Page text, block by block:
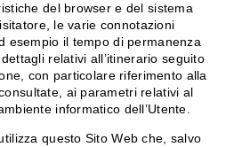
del browser e del sistema
le varie connotazioni
esempio il tempo di permanenza
relativi all’itinerario seguito
con particolare riferimento alla
ai parametri relativi al
informatico dell’Utente.
questo Sito Web che, salvo